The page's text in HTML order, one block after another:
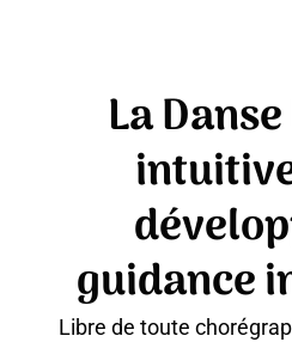
La
guidance
Libre de toute